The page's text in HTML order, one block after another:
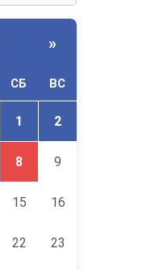
»
СБ ВС
1 2
8 9
15 16
22 23